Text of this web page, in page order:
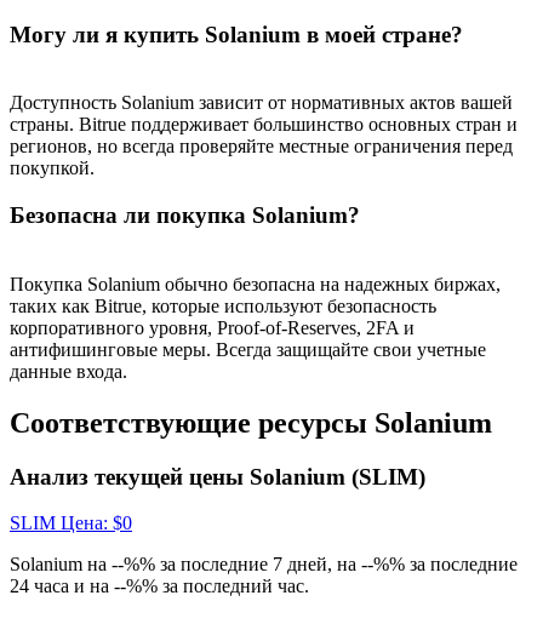
Больше событий
Выигрывайте призы и эксклюзивные награды
ЛогинЗарегистрироваться
Могу ли я купить Solanium в моей стране?
Доступность Solanium зависит от нормативных актов вашей
страны. Bitrue поддерживает большинство основных стран и
регионов, но всегда проверяйте местные ограничения перед
покупкой.
Безопасна ли покупка Solanium?
Покупка Solanium обычно безопасна на надежных биржах,
таких как Bitrue, которые используют безопасность
корпоративного уровня, Proof-of-Reserves, 2FA и
антифишинговые меры. Всегда защищайте свои учетные
данные входа.
Соответствующие ресурсы Solanium
Анализ текущей цены Solanium (SLIM)
SLIM Цена: $0
Solanium на --%% за последние 7 дней, на --%% за последние
24 часа и на --%% за последний час.